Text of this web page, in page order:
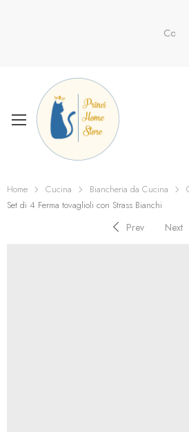
Home Cucina Biancheria da Cucina
Set di 4 Ferma tovaglioli con Strass Bianchi
Prev Next